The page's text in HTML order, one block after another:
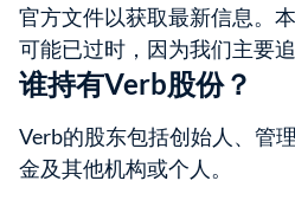
官方文件以获取最新信息。
可能已过时，因为我们主要
谁持有Verb股份？
Verb的股东包括创始人、管
金及其他机构或个人。